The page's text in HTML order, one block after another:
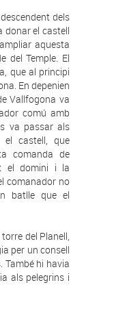
dels
donar el castell
aquesta
del Temple. El
que al principi
En depenien
Vallfogona va
comú amb
va passar als
el castell, que
comanda de
el domini i la
comanador no
batlle que el
del Planell,
per un consell
També hi havia
als pelegrins i